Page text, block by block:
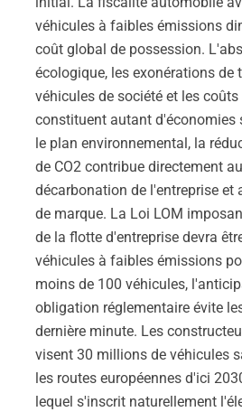
véhicules à faibles émissions
coût global de possession.
écologique, les exonérations de
véhicules de société et les
constituent autant d'économies
le plan environnemental, la
de CO2 contribue directement
décarbonation de l'entreprise et
de marque. La Loi LOM
de la flotte d'entreprise devra
véhicules à faibles émissions
moins de 100 véhicules,
obligation réglementaire évite
dernière minute. Les
visent 30 millions de véhicules
les routes européennes d'ici
lequel s'inscrit naturellement